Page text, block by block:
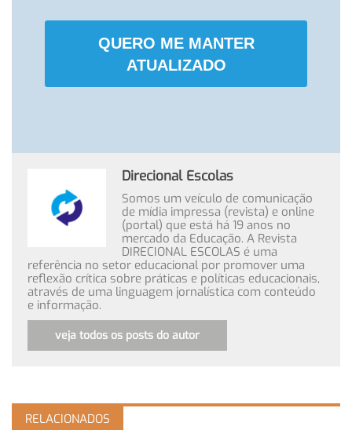
QUERO ME MANTER
ATUALIZADO
Direcional Escolas
Somos um veículo de comunicação
de mídia impressa (revista) e online
(portal) que está há 19 anos no
mercado da Educação. A Revista
DIRECIONAL ESCOLAS é uma
referência no setor educacional por promover uma
reflexão crítica sobre práticas e políticas educacionais,
através de uma linguagem jornalística com conteúdo
e informação.
veja todos os posts do autor
RELACIONADOS